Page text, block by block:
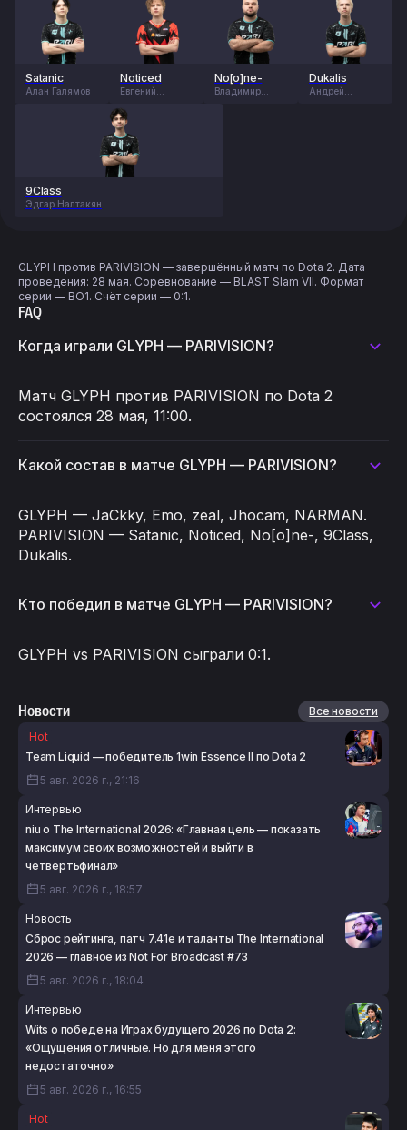
Satanic
Алан Галямов
Noticed
Евгений
No[o]ne-
Владимир
Dukalis
Андрей
9Class
Эдгар Налтакян
GLYPH против PARIVISION — завершённый матч по Dota 2. Дата
проведения: 28 мая. Соревнование — BLAST Slam VII. Формат
серии — BO1. Счёт серии — 0:1.
FAQ
Когда играли GLYPH — PARIVISION?
Матч GLYPH против PARIVISION по Dota 2
состоялся 28 мая, 11:00.
Какой состав в матче GLYPH — PARIVISION?
GLYPH — JaCkky, Emo, zeal, Jhocam, NARMAN.
PARIVISION — Satanic, Noticed, No[o]ne-, 9Class,
Dukalis.
Кто победил в матче GLYPH — PARIVISION?
GLYPH vs PARIVISION сыграли 0:1.
Новости
Все новости
Hot
Team Liquid — победитель 1win Essence II по Dota 2
5 авг. 2026 г., 21:16
Интервью
niu о The International 2026: «Главная цель — показать
максимум своих возможностей и выйти в
четвертьфинал»
5 авг. 2026 г., 18:57
Новость
Сброс рейтинга, патч 7.41e и таланты The International
2026 — главное из Not For Broadcast #73
5 авг. 2026 г., 18:04
Интервью
Wits о победе на Играх будущего 2026 по Dota 2:
«Ощущения отличные. Но для меня этого
недостаточно»
5 авг. 2026 г., 16:55
Hot